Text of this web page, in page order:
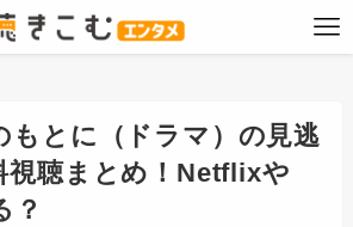
もとに（ドラマ）の見逃
視聴まとめ！Netflixや
？